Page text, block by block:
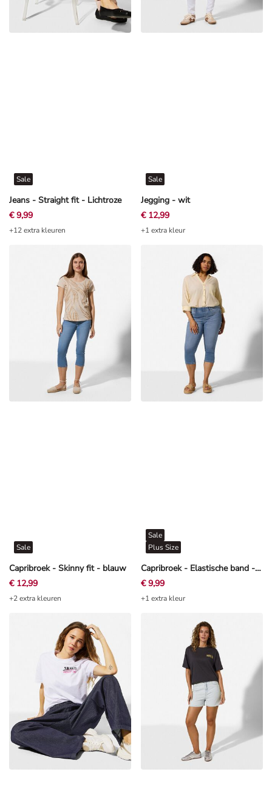
Jeans - Straight fit - Lichtroze
Sale
€ 9,99
+12 extra kleuren
Jegging - wit
Sale
€ 12,99
+1 extra kleur
Capribroek - Skinny fit - blauw
Sale
€ 12,99
+2 extra kleuren
Capribroek - Elastische band - Lichtblauw
Sale
Plus Size
€ 9,99
+1 extra kleur